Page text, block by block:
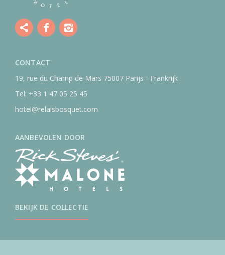
CONTACT
19, rue du Champ de Mars 75007 Parijs - Frankrijk
Tel: +33 1 47 05 25 45
hotel@relaisbosquet.com
AANBEVOLEN DOOR
BEKIJK DE COLLECTIE